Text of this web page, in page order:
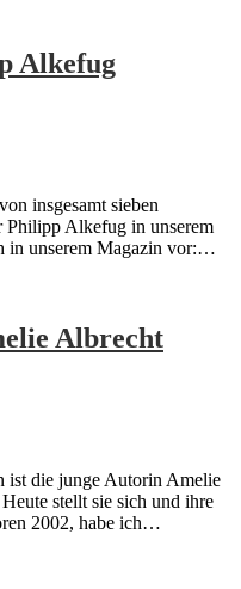
Alkefug
insgesamt sieben
Philipp Alkefug in unserem
in unserem Magazin vor:…
Albrecht
ist die junge Autorin Amelie
stellt sie sich und ihre
2002, habe ich…